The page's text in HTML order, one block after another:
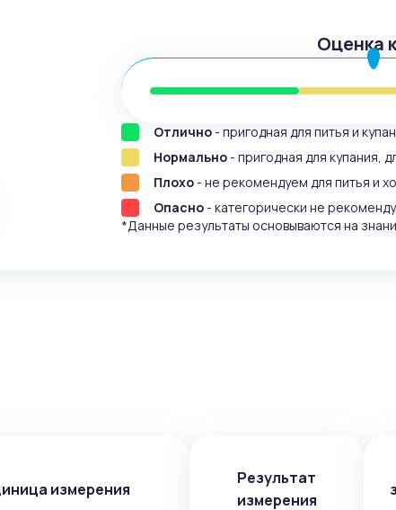
Оценка
Отлично- пригодная для питья и
Нормально- пригодная для купания,
Плохо- не рекомендуем для питья и
Опасно- категорически не
*Данные результаты основываются на
измерения
Результат
измерения